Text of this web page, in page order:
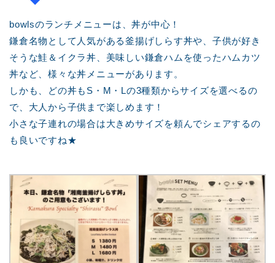
bowlsのランチメニューは、丼が中心！
鎌倉名物として人気がある釜揚げしらす丼や、子供が好き
そうな鮭＆イクラ丼、美味しい鎌倉ハムを使ったハムカツ
丼など、様々な丼メニューがあります。
しかも、どの丼もS・M・Lの3種類からサイズを選べるの
で、大人から子供まで楽しめます！
小さな子連れの場合は大きめサイズを頼んでシェアするの
も良いですね★